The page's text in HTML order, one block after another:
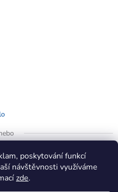
poskytování funkcí
návštěvnosti využíváme
zde.
se přes Google